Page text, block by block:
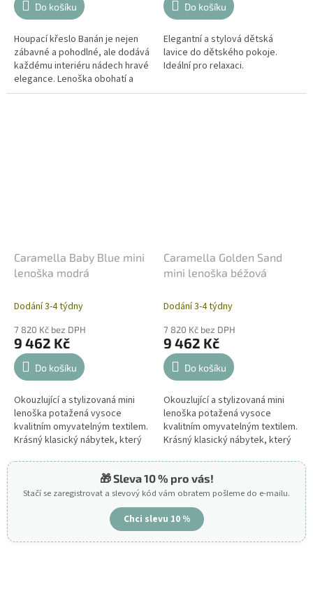
Do košíku
Houpací křeslo Banán je nejen
zábavné a pohodlné, ale dodává
každému interiéru nádech hravé
elegance. Lenoška obohatí a
zútulní interiér Vašeho domova.
Do košíku
Elegantní a stylová dětská
lavice do dětského pokoje.
Ideální pro relaxaci.
Caramella Baby Blue mini
lenoška modrá
Dodání 3-4 týdny
7 820 Kč bez DPH
9 462 Kč
Do košíku
Okouzlující a stylizovaná mini
lenoška potažená vysoce
kvalitním omyvatelným textilem.
Krásný klasický nábytek, který
Caramella Golden Sand
mini lenoška béžová
Dodání 3-4 týdny
7 820 Kč bez DPH
9 462 Kč
Do košíku
Okouzlující a stylizovaná mini
lenoška potažená vysoce
kvalitním omyvatelným textilem.
Krásný klasický nábytek, který
🎁 Sleva 10 % pro vás!
Stačí se zaregistrovat a slevový kód vám obratem pošleme do e-mailu.
Chci slevu 10 %